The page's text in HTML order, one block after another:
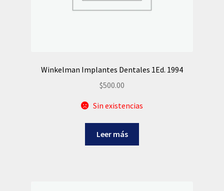
Winkelman Implantes Dentales 1Ed. 1994
$500.00
Sin existencias
Leer más